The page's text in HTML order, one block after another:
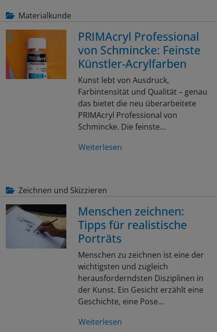
Materialkunde
PRIMAcryl Professional
von Schmincke: Feinste
Künstler-Acrylfarben
Kunst lebt von Ausdruck,
Farbintensität und Qualität – genau
das bietet die neu überarbeitete
PRIMAcryl Professional von
Schmincke. Die feinste…
Weiterlesen
Zeichnen und Skizzieren
Menschen zeichnen:
Tipps für realistische
Porträts
Menschen zu zeichnen ist eine der
wichtigsten und zugleich
herausforderndsten Disziplinen in
der Kunst. Ein Gesicht erzählt eine
Geschichte, eine Pose…
Weiterlesen